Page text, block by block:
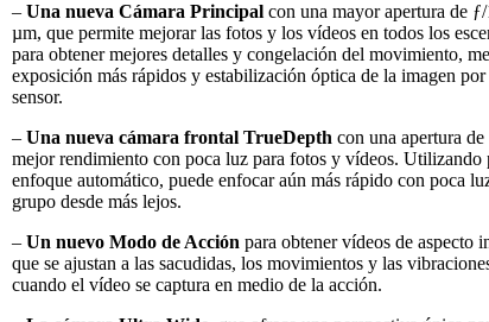
– Una nueva Cámara Principal con una mayor apertura de
µm, que permite mejorar las fotos y los vídeos en todos los
para obtener mejores detalles y congelación del movimiento,
exposición más rápidos y estabilización óptica de la imagen
sensor.
– Una nueva cámara frontal TrueDepth con una apertura
mejor rendimiento con poca luz para fotos y vídeos. Utilizando
enfoque automático, puede enfocar aún más rápido con poca
grupo desde más lejos.
– Un nuevo Modo de Acción para obtener vídeos de aspecto
que se ajustan a las sacudidas, los movimientos y las
cuando el vídeo se captura en medio de la acción.